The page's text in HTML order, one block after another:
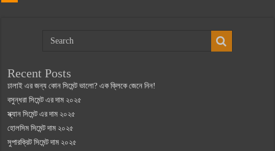
Recent Posts
ঢালাই এর জন্য কোন সিমেন্ট ভালো? এক ক্লিকে জেনে নিন!
বসুন্ধরা সিমেন্ট এর দাম ২০২৫
স্ক্যান সিমেন্ট এর দাম ২০২৫
হোলসিম সিমেন্ট দাম ২০২৫
সুপারক্রিট সিমেন্ট দাম ২০২৫